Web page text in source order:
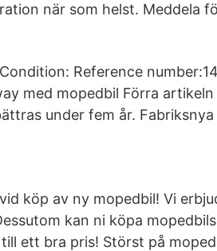
när som helst. Meddela
Reference
med mopedbil Förra
under fem år.
köp av ny mopedbil! Vi
kan ni köpa
ett bra pris! Störst på